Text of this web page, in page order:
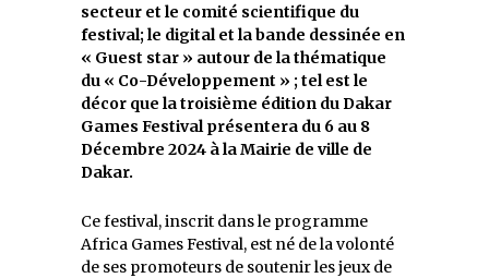
secteur et le comité scientifique du
festival; le digital et la bande dessinée en
« Guest star » autour de la thématique
du « Co-Développement » ; tel est le
décor que la troisième édition du Dakar
Games Festival présentera du 6 au 8
Décembre 2024 à la Mairie de ville de
Dakar.
Ce festival, inscrit dans le programme
Africa Games Festival, est né de la volonté
de ses promoteurs de soutenir les jeux de